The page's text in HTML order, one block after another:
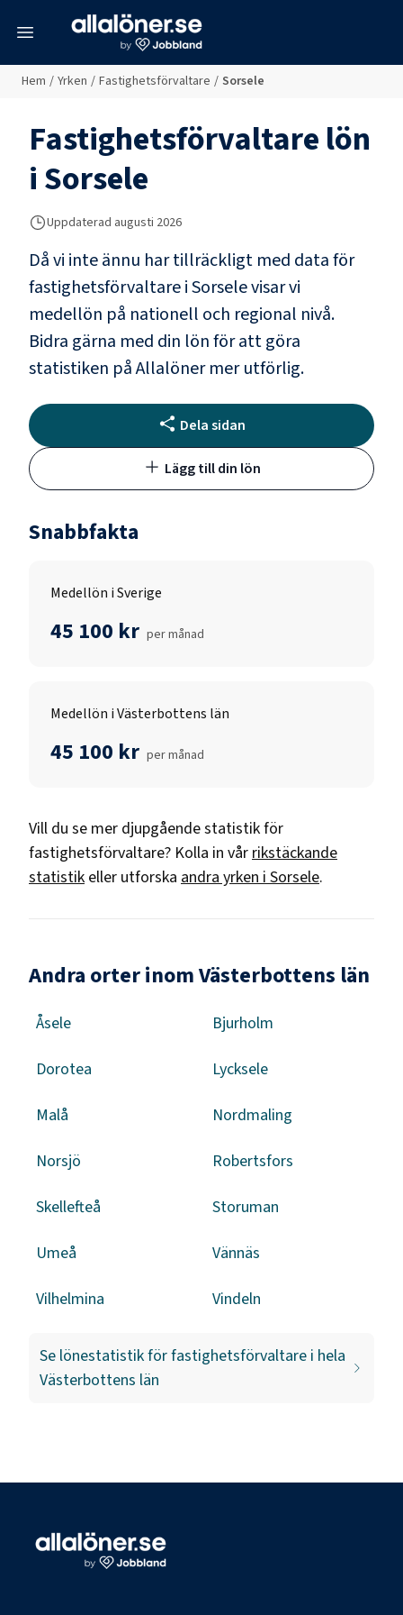
Hem / Yrken / Fastighetsförvaltare / Sorsele
Fastighetsförvaltarelön
iSorsele
Uppdaterad augusti 2026
Då vi inte ännu har tillräckligt med data för
fastighetsförvaltareiSorselevisar vi
medellön på nationell och regional nivå.
Bidra gärna med din lön för att göra
statistiken på Allalöner mer utförlig.
Dela sidan
Lägg till din lön
Snabbfakta
Medellön i Sverige
45 100 kr per månad
Medellön i Västerbottens län
45 100 kr per månad
Vill du se mer djupgående statistik för
fastighetsförvaltare? Kolla in vår rikstäckande
statistik eller utforska andra yrken i Sorsele.
Andra orter inom Västerbottens län
Åsele Bjurholm
Dorotea Lycksele
Malå Nordmaling
Norsjö Robertsfors
Skellefteå Storuman
Umeå Vännäs
Vilhelmina Vindeln
Se lönestatistik förfastighetsförvaltare i hela
Västerbottens län